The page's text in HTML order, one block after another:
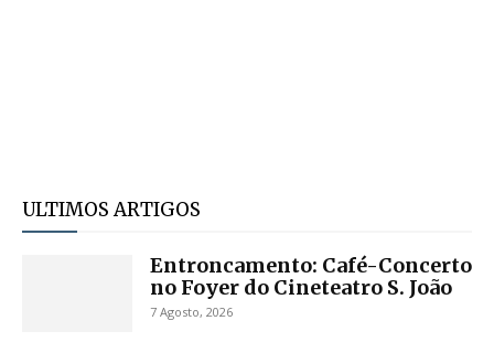
ULTIMOS ARTIGOS
Entroncamento: Café-Concerto
no Foyer do Cineteatro S. João
7 Agosto, 2026